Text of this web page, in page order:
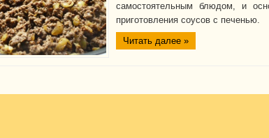
самостоятельным блюдом, и
приготовления соусов с печенью.
Читать далее »